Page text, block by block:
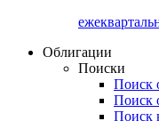
Облигации
Поиски
Поиск
Поиск
Поиск